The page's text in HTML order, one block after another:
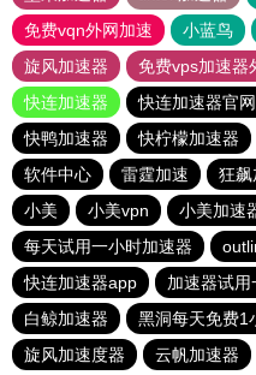
免费vqn外网加速
小蓝鸟
旋风加速器
免费vps加速器
快连加速器
快连加速器官
快鸭加速器
快柠檬加速器
软件中心
雷霆加速 狂飙
小美
小美vpn 小美加速
每天试用一小时加速器
快连加速器app
加速器试用
白鲸加速器
黑洞每天免费1
旋风加速度器
云帆加速器